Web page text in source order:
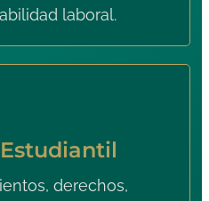
laboral.
derechos,